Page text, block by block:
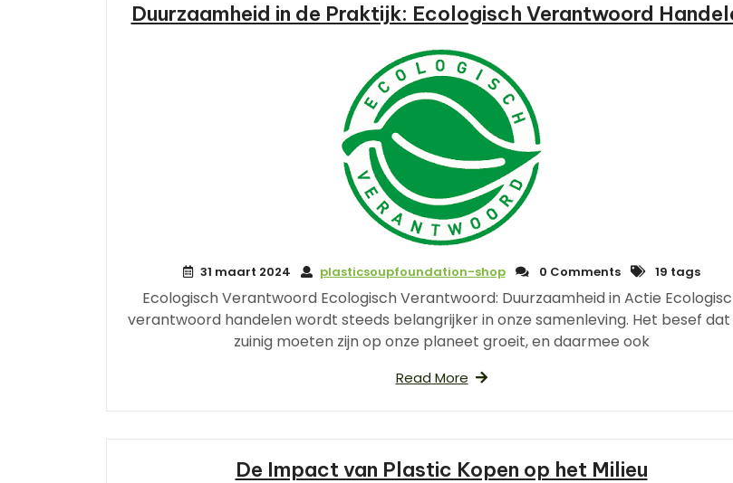
Duurzaamheid in de Praktijk: Ecologisch Verantwoord
31 maart 2024 plasticsoupfoundation-shop 0 Comments 19 tags
Ecologisch Verantwoord Ecologisch Verantwoord: Duurzaamheid in Actie
verantwoord handelen wordt steeds belangrijker in onze samenleving. Het besef dat
zuinig moeten zijn op onze planeet groeit, en daarmee ook
Read More
De Impact van Plastic Kopen op het Milieu